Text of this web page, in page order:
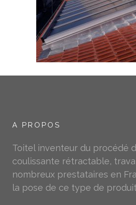
A PROPOS
Toitel inventeur du procédé
coulissante rétractable,
nombreux prestataires en
la pose de ce type de